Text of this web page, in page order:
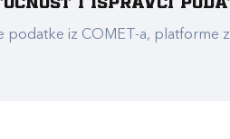
i ispravci
podatke iz COMET-a,